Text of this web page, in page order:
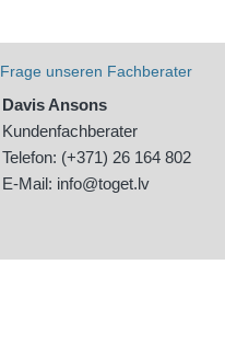
Frage unseren Fachberater
Davis Ansons
Kundenfachberater
Telefon: (+371) 26 164 802
E-Mail: info@toget.lv